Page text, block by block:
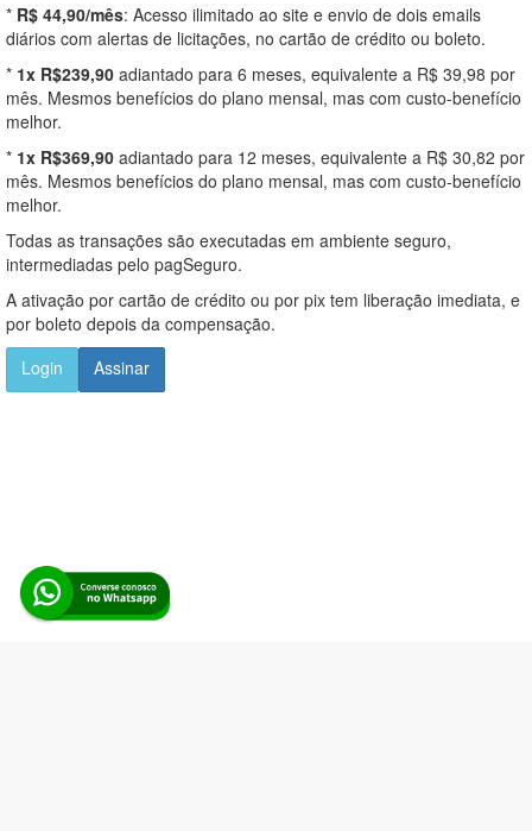
* R$ 44,90/mês: Acesso ilimitado ao site e envio de dois emails
diários com alertas de licitações, no cartão de crédito ou boleto.
* 1x R$239,90 adiantado para 6 meses, equivalente a R$ 39,98 por
mês. Mesmos benefícios do plano mensal, mas com custo-benefício
melhor.
* 1x R$369,90 adiantado para 12 meses, equivalente a R$ 30,82 por
mês. Mesmos benefícios do plano mensal, mas com custo-benefício
melhor.
Todas as transações são executadas em ambiente seguro,
intermediadas pelo pagSeguro.
A ativação por cartão de crédito ou por pix tem liberação imediata, e
por boleto depois da compensação.
Login
Assinar